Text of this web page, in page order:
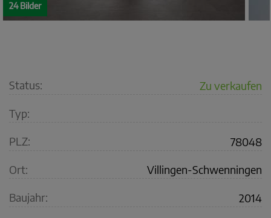
24 Bilder
Status: Zu verkaufen
Typ:
PLZ: 78048
Ort: Villingen-Schwenningen
Baujahr: 2014